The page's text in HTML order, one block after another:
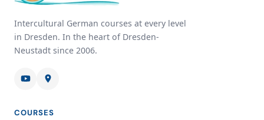
Intercultural German courses at every level
in Dresden. In the heart of Dresden-
Neustadt since 2006.
COURSES